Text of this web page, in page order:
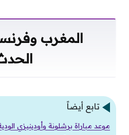
المغرب
تابع أيضاً
موعد مباراة برشلونة وأودينيزي